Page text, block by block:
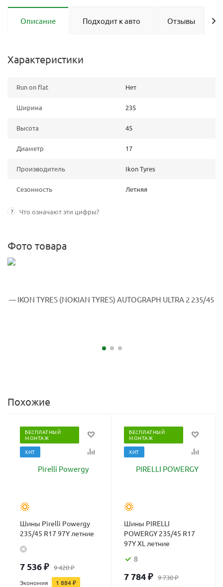
Описание Подходит к авто Отзывы
Характеристики
Run on flat Нет
Ширина 235
Высота 45
Диаметр 17
Производитель Ikon Tyres
Сезонность Летняя
? Что означают эти цифры?
Фото товара
Похожие
БЕСПЛАТНЫЙ
МОНТАЖ
ХИТ
Шины Pirelli Powergy
235/45 R17 97Y летние
7 536₽ 9 420₽
Экономия 1 884₽
БЕСПЛАТНЫЙ
МОНТАЖ
ХИТ
Шины PIRELLI
POWERGY 235/45 R17
97Y XL летние
8
7 784₽ 9 730₽